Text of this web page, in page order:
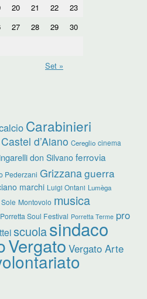
20 21 22
23
27 28 29
30
Set »
Carabinieri
Castel d’Aiano Cereglio cinema
don Silvano ferrovia
Pederzani Grizzanaguerra
marchi Luigi Ontani Lumèga
Montovolo musica
Porretta Soul Festival Porretta Terme pro
scuolasindaco
Vergato Vergato Arte